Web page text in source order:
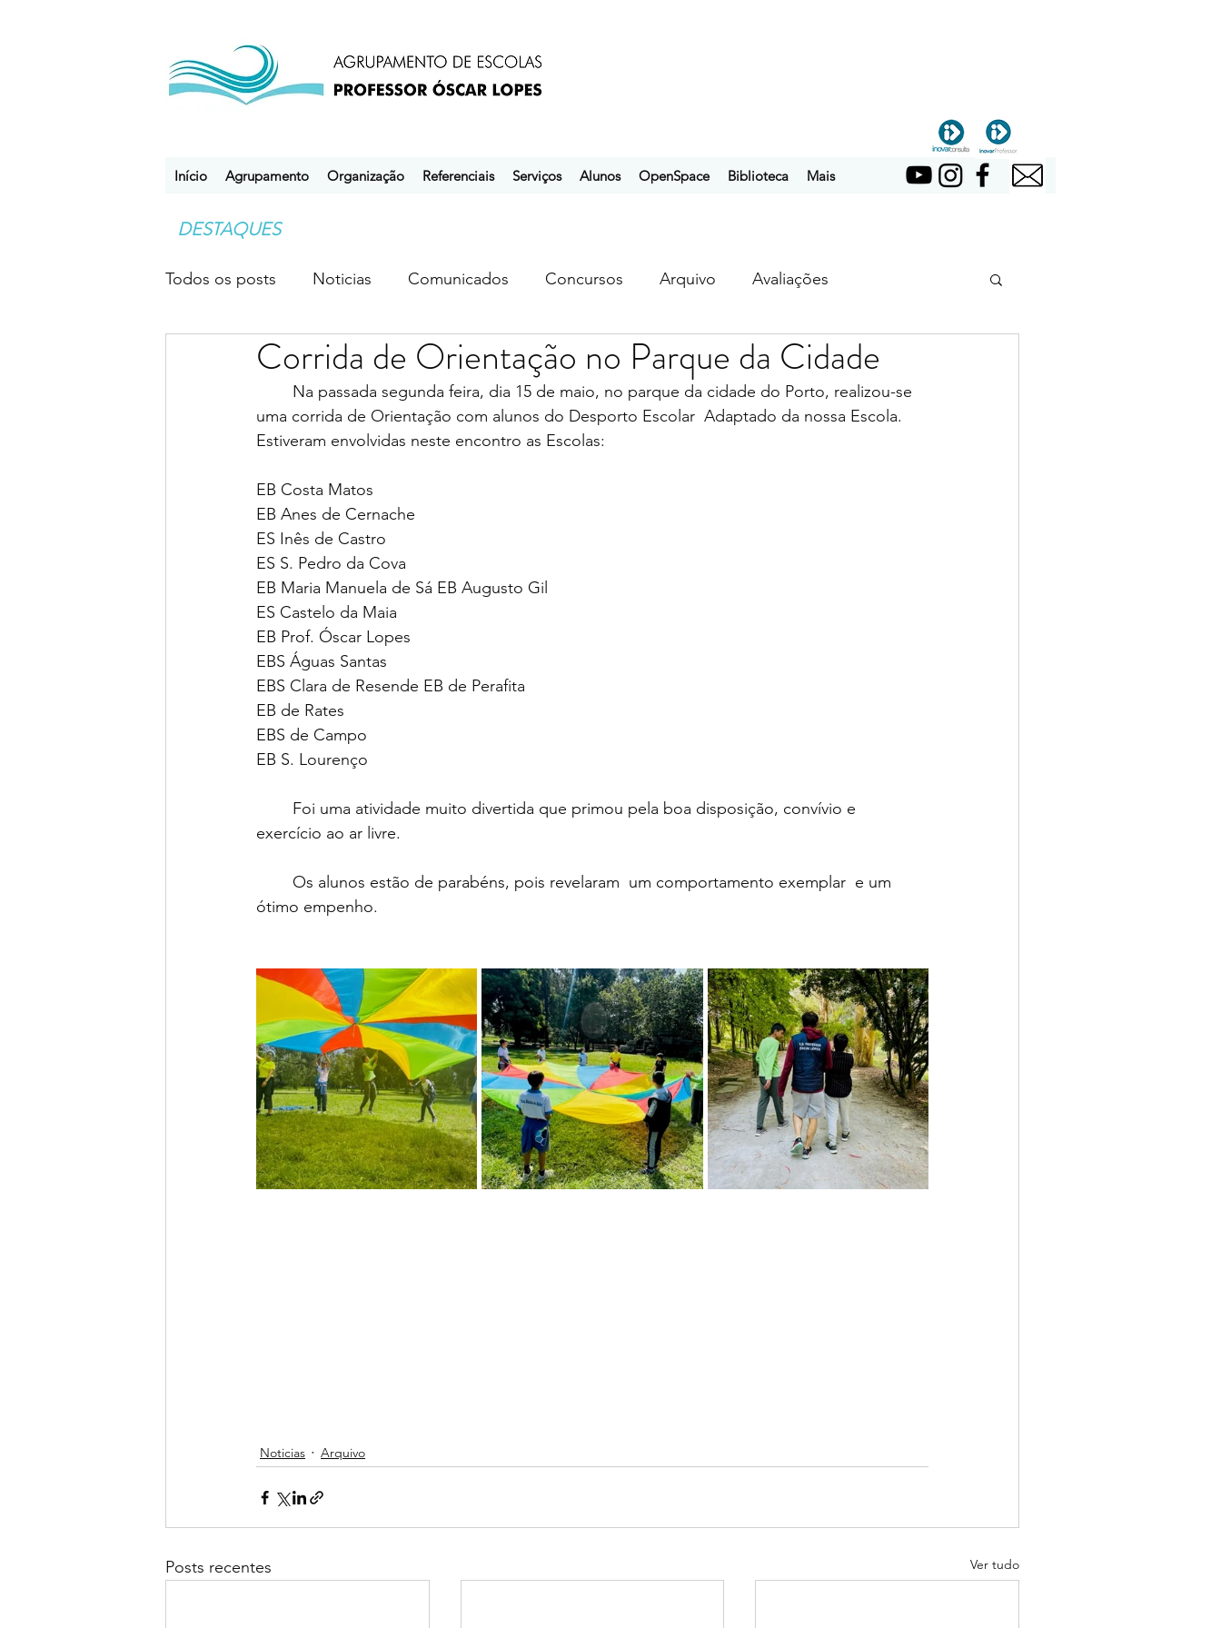
Início Agrupamento Organização Referenciais Serviços Alunos OpenSpace Biblioteca Mais
DESTAQUES
Todos os posts Noticias Comunicados Concursos Arquivo Avaliações
Desporto Escolar Clubes ebem ebpol ubuntu
Corrida de Orientação no Parque da Cidade
uma corrida de Orientação com alunos do Desporto Escolar  Adaptado da nossa Escola.
Estiveram envolvidas neste encontro as Escolas:
EB Costa Matos
EB Anes de Cernache
ES Inês de Castro
ES S. Pedro da Cova
EB Maria Manuela de Sá EB Augusto Gil
ES Castelo da Maia
EB Prof. Óscar Lopes
EBS Águas Santas
EBS Clara de Resende EB de Perafita
EB de Rates
EBS de Campo
EB S. Lourenço
exercício ao ar livre.
ótimo empenho.
Noticias Arquivo
Posts recentes Ver tudo